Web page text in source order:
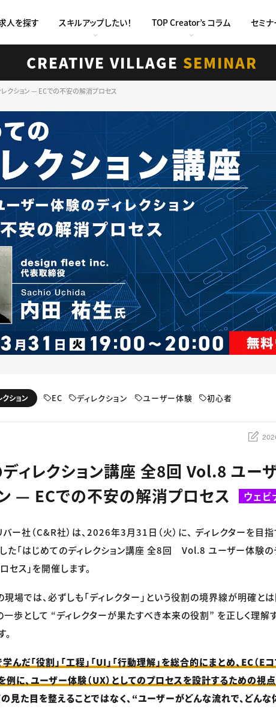
人を探す スキルアップしたい！ TOP Creator’s コラム セミ
CREATIVE VILLAGE SEMINAR
クション — ECでの不安の解消プロセス
クション EC ディレクション ユーザー体験 初心者
ィレクション講座 全8回 Vol.8 ユー
— ECでの不安の解消プロセス
ウェビ
バー社（C&R社）は、2026年3月31日（火）に、 ディレクターを目
た「はじめてのディレクション講座 全8回 Vol.8 ユーザー体験の
ス」を開催します。
現場では、必ずしも「ディレクター」という役割の境界線が明確とは
一歩として “ディレクターが果たすべき本来の役割” を正しく理解
んだ「役割」「工程」「UI」「行動理解」を総合的にまとめ、EC（
例に、ユーザー体験（UX）としてのプロセスを設計するための視
見た目を整えることではなく、“ユーザーがどんな流れで、どんな